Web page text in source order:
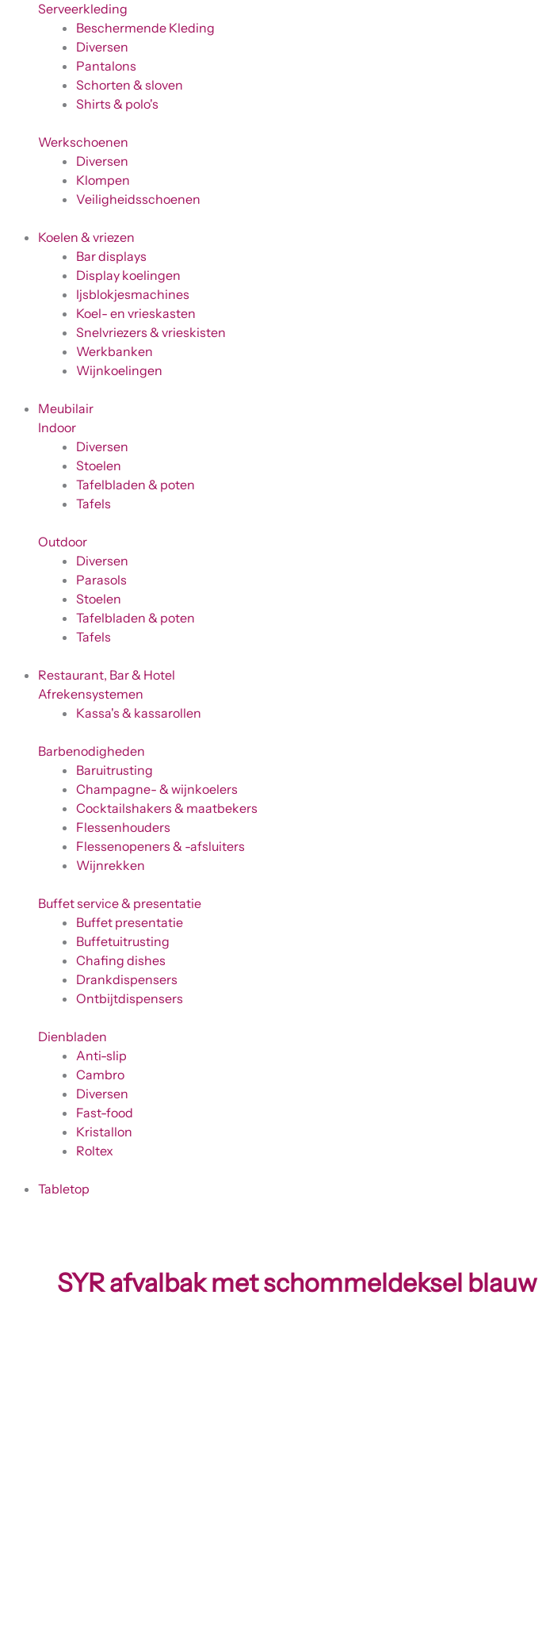
Serveerkleding
Beschermende Kleding
Diversen
Pantalons
Schorten & sloven
Shirts & polo's
Werkschoenen
Diversen
Klompen
Veiligheidsschoenen
Koelen & vriezen
Bar displays
Display koelingen
Ijsblokjesmachines
Koel- en vrieskasten
Snelvriezers & vrieskisten
Werkbanken
Wijnkoelingen
Meubilair
Indoor
Diversen
Stoelen
Tafelbladen & poten
Tafels
Outdoor
Diversen
Parasols
Stoelen
Tafelbladen & poten
Tafels
Restaurant, Bar & Hotel
Afrekensystemen
Kassa's & kassarollen
Barbenodigheden
Baruitrusting
Champagne- & wijnkoelers
Cocktailshakers & maatbekers
Flessenhouders
Flessenopeners & -afsluiters
Wijnrekken
Buffet service & presentatie
Buffet presentatie
Buffetuitrusting
Chafing dishes
Drankdispensers
Ontbijtdispensers
Dienbladen
Anti-slip
Cambro
Diversen
Fast-food
Kristallon
Roltex
Tabletop
SYR afvalbak met schommeldeksel blauw